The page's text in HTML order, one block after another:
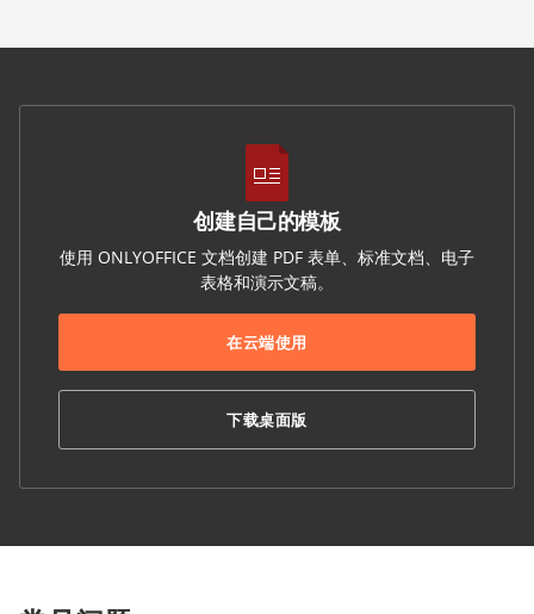
创建自己的模板
使用 ONLYOFFICE 文档创建 PDF 表单、标准文档、电子
表格和演示文稿。
在云端使用
下载桌面版